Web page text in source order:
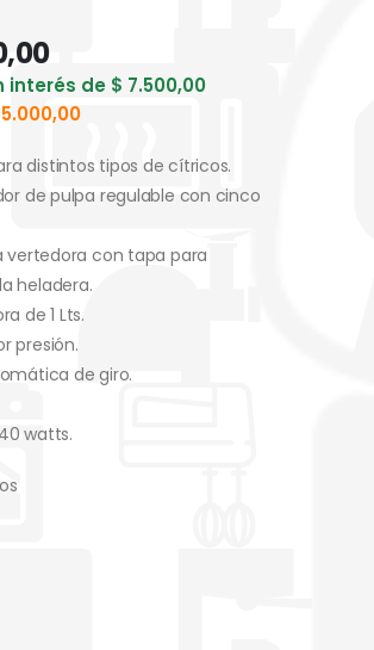
interés de $ 7.500,00
distintos tipos de cítricos.
de pulpa regulable con cinco
vertedora con tapa para
heladera.
de 1 Lts.
presión.
de giro.
watts.